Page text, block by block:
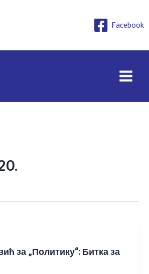
Facebook
за „Политику“: Битка за